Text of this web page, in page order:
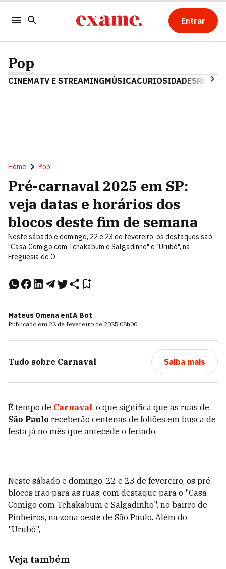
Entrar
Pop
CINEMATV E STREAMINGMÚSICACURIOSIDADES
Home Pop
Pré-carnaval 2025 em SP:
veja datas e horários dos
blocos deste fim de semana
Neste sábado e domingo, 22 e 23 de fevereiro, os destaques são
"Casa Comigo com Tchakabum e Salgadinho" e "Urubó", na
Freguesia do Ó
Mateus Omena enIA Bot
Publicado em 22 de fevereiro de 2025 08h00.
Tudo sobre Carnaval Saiba mais
É tempo de Carnaval, o que significa que as ruas de
São Paulo receberão centenas de foliões em busca de
festa já no mês que antecede o feriado.
Neste sábado e domingo, 22 e 23 de fevereiro, os pré-
blocos irão para as ruas, com destaque para o "Casa
Comigo com Tchakabum e Salgadinho", no bairro de
Pinheiros, na zona oeste de São Paulo. Além do
"Urubó",
Veja também